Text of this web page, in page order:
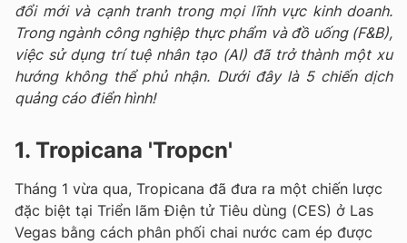
đổi mới và cạnh tranh trong mọi lĩnh vực kinh doanh.
Trong ngành công nghiệp thực phẩm và đồ uống (F&B),
việc sử dụng trí tuệ nhân tạo (AI) đã trở thành một xu
hướng không thể phủ nhận. Dưới đây là 5 chiến dịch
quảng cáo điển hình!
1. Tropicana 'Tropcn'
Tháng 1 vừa qua, Tropicana đã đưa ra một chiến lược
đặc biệt tại Triển lãm Điện tử Tiêu dùng (CES) ở Las
Vegas bằng cách phân phối chai nước cam ép được